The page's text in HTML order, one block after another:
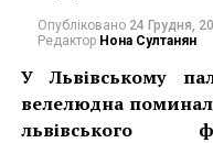
Опубліковано 24 Грудня,
Редактор Нона Султанян
У Львівському
велелюдна
львівського